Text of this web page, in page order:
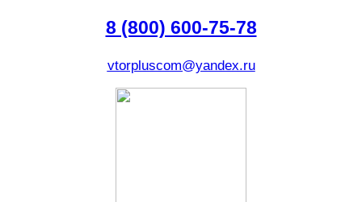
8 (800) 600-75-78
vtorpluscom@yandex.ru